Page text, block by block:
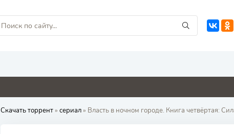
0 0 0 0
Скачать торрент» сериал» Власть в ночном городе. Книга четвёртая: